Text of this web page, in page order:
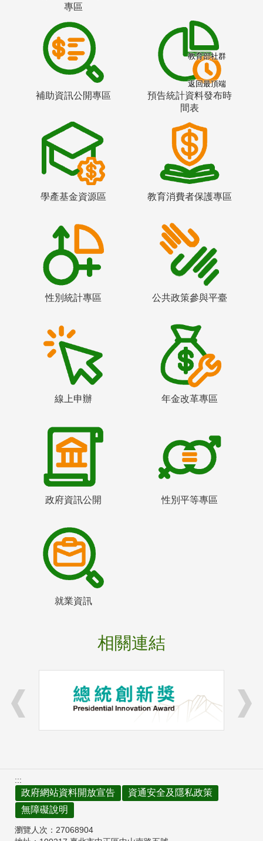
專區
補助資訊公開專區
預告統計資料發布時
間表
學產基金資源區 教育消費者保護專區
性別統計專區 公共政策參與平臺
線上申辦 年金改革專區
政府資訊公開 性別平等專區
就業資訊
相關連結
教育部社群
返回最頂端
:::
政府網站資料開放宣告
資通安全及隱私政策
無障礙說明
瀏覽人次： 27068904